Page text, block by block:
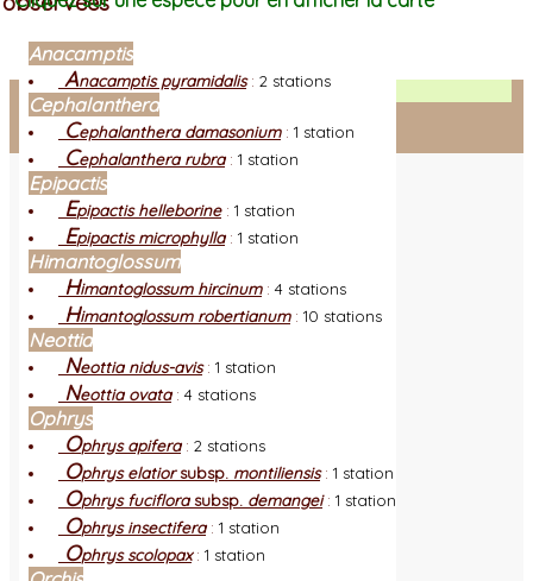
Facebook
Connexion adhérent
Anacamptis
Anacamptis pyramidalis: 2 stations
Cephalanthera
Cephalanthera damasonium: 1 station
Cephalanthera rubra: 1 station
Epipactis
Epipactis helleborine: 1 station
Epipactis microphylla: 1 station
Himantoglossum
Himantoglossum hircinum: 4 stations
Himantoglossum robertianum: 10 stations
Neottia
Neottia nidus-avis: 1 station
Neottia ovata: 4 stations
Ophrys
Ophrys apifera: 2 stations
Ophrys elatiorsubsp. montiliensis: 1 station
Ophrys fuciflorasubsp. demangei: 1 station
Ophrys insectifera: 1 station
Ophrys scolopax: 1 station